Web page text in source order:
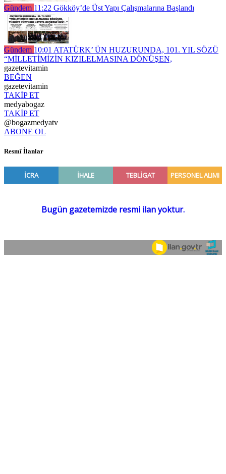
Gündem 11:22 Gökköy’de Üst Yapı Çalışmalarına Başlandı
Gündem 10:01 ATATÜRK’ ÜN HUZURUNDA, 101. YIL SÖZÜ
“MİLLETİMİZİN KIZILELMASINA DÖNÜŞEN,
gazetevitamin
BEĞEN
gazetevitamin
TAKİP ET
medyabogaz
TAKİP ET
@bogazmedyatv
ABONE OL
Resmî İlanlar